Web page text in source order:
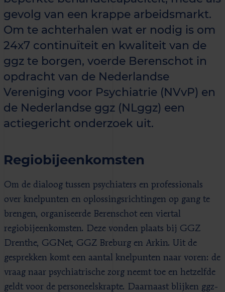
gevolg van een krappe arbeidsmarkt.
Om te achterhalen wat er nodig is om
24x7 continuïteit en kwaliteit van de
ggz te borgen, voerde Berenschot in
opdracht van de Nederlandse
Vereniging voor Psychiatrie (NVvP) en
de Nederlandse ggz (NLggz) een
actiegericht onderzoek uit.
Regiobijeenkomsten
Om de dialoog tussen psychiaters en professionals
over knelpunten en oplossingsrichtingen op gang te
brengen, organiseerde Berenschot een viertal
regiobijeenkomsten. Deze vonden plaats bij GGZ
Drenthe, GGNet, GGZ Breburg en Arkin. Uit de
gesprekken komt een aantal knelpunten naar voren: de
vraag naar psychiatrische zorg neemt toe en hetzelfde
geldt voor de personeelskrapte. Daarnaast blijken ggz-